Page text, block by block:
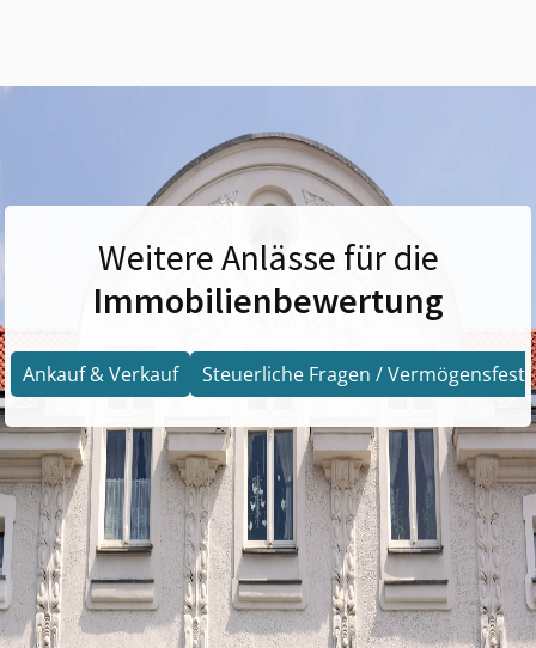
Weitere Anlässe für die
Immobilienbewertung
Ankauf & Verkauf Steuerliche Fragen /